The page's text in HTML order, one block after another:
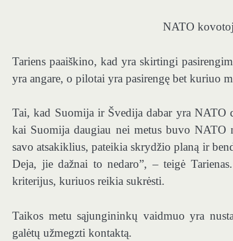
NATO
Tariens paaiškino, kad yra skirtingi
yra angare, o pilotai yra pasirengę bet kuriuo
Tai, kad Suomija ir Švedija dabar yra NATO
kai Suomija daugiau nei metus buvo NATO
savo atsakiklius, pateikia skrydžio planą ir
Deja, jie dažnai to nedaro”, – teigė
kriterijus, kuriuos reikia sukrėsti.
Taikos metu sąjungininkų vaidmuo yra
galėtų užmegzti kontaktą.